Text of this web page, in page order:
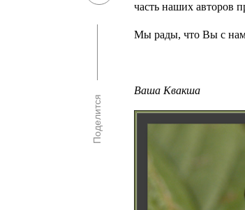
Поделится
часть наших авторов
Мы рады, что Вы с
Ваша Квакша